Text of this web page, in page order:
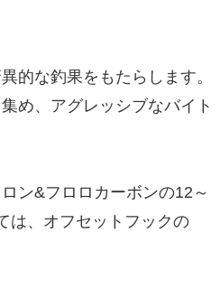
的な釣果をもたらします。
め、アグレッシブなバイト
ン&フロロカーボンの12～
は、オフセットフックの